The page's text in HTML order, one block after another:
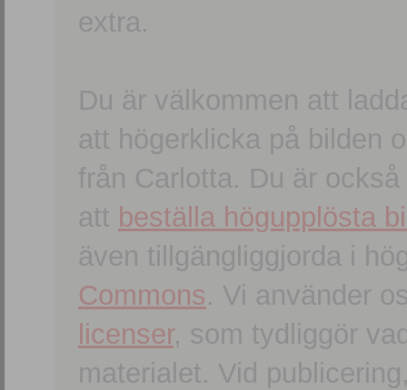
extra.
Du är välkommen att
att högerklicka på bilden
från Carlotta. Du är
att beställa högupplösta
även tillgängliggjorda i
Commons. Vi använder
licenser, som tydliggör
materialet. Vid